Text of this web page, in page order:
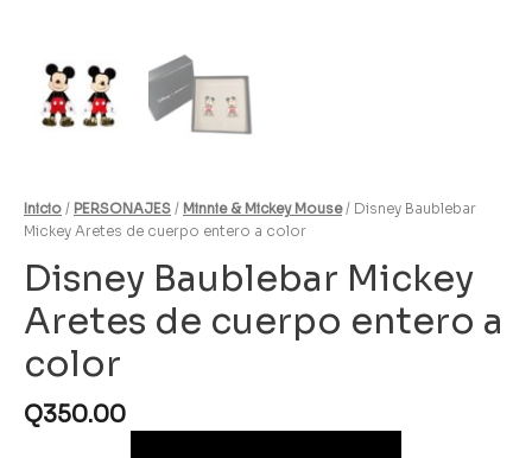
Inicio / PERSONAJES / Minnie & Mickey Mouse/ Disney Baublebar
Mickey Aretes de cuerpo entero a color
Disney Baublebar Mickey
Aretes de cuerpo entero a
color
Q350.00